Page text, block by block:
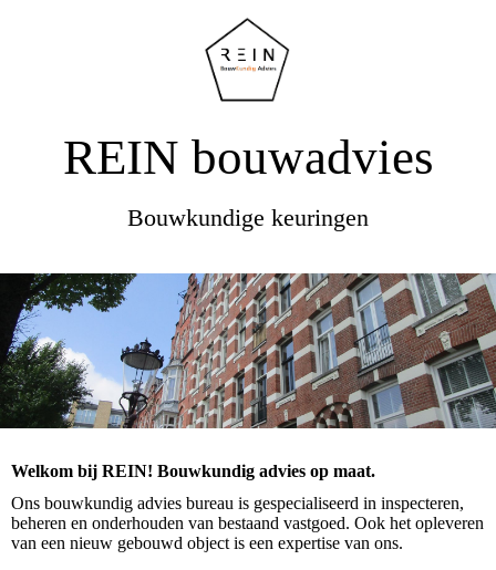
REIN bouwadvies
Bouwkundige keuringen
Welkom bij REIN! Bouwkundig advies op maat.
Ons bouwkundig advies bureau is gespecialiseerd in inspecteren,
beheren en onderhouden van bestaand vastgoed. Ook het opleveren
van een nieuw gebouwd object is een expertise van ons.